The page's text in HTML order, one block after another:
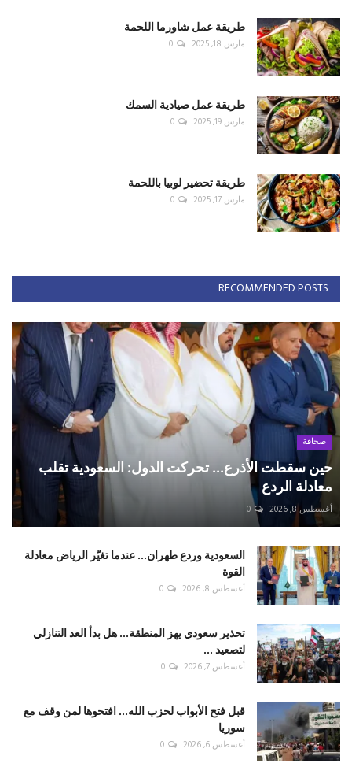
طريقة عمل شاورما اللحمة
مارس 18, 2025 0
طريقة عمل صيادية السمك
مارس 19, 2025 0
طريقة تحضير لوبيا باللحمة
مارس 17, 2025 0
RECOMMENDED POSTS
صحافة
حين سقطت الأذرع... تحركت الدول: السعودية تقلب
معادلة الردع
أغسطس 8, 2026 0
السعودية وردع طهران... عندما تغيّر الرياض معادلة
القوة
أغسطس 8, 2026 0
تحذير سعودي يهز المنطقة... هل بدأ العد التنازلي
لتصعيد ...
أغسطس 7, 2026 0
قبل فتح الأبواب لحزب الله... افتحوها لمن وقف مع
سوريا
أغسطس 6, 2026 0